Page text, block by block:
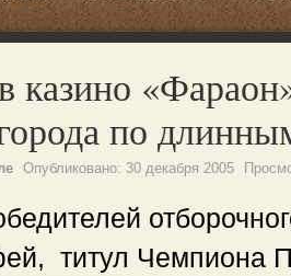
казино
по
Опубликовано: 30 декабря 2005
титул Чемпиона